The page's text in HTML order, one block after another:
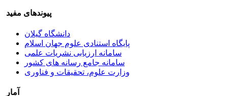
پیوندهای مفید
دانشگاه گیلان
پایگاه استنادی علوم جهان اسلام
سامانه ارزیابی نشریات علمی
سامانه جامع رسانه های کشور
وزارت علوم، تحقیقات و فناوری
آمار